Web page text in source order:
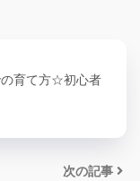
の育て方☆初心者
次の記事